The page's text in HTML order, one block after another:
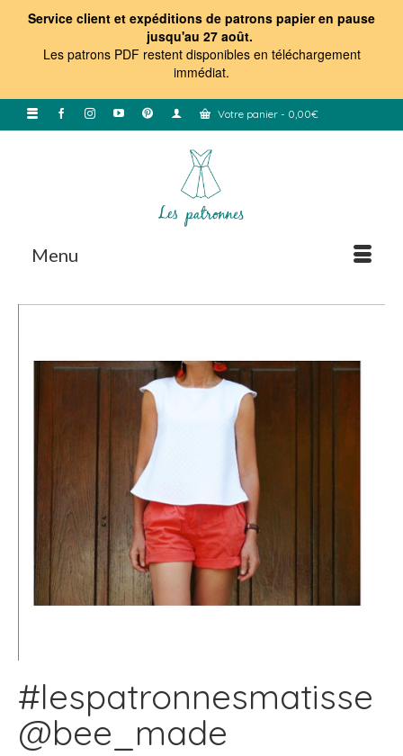
Service client et expéditions de patrons papier en pause
jusqu'au 27 août.
Les patrons PDF restent disponibles en téléchargement
immédiat.
Votre panier - 0,00€
Menu
#lespatronnesmatisse
@bee_made